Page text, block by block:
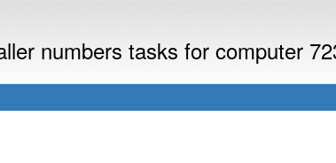
numbers tasks for computer